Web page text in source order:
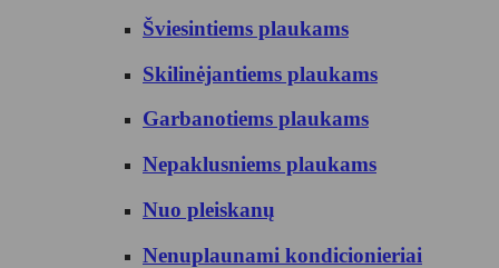
Šviesintiems plaukams
Skilinėjantiems plaukams
Garbanotiems plaukams
Nepaklusniems plaukams
Nuo pleiskanų
Nenuplaunami kondicionieriai